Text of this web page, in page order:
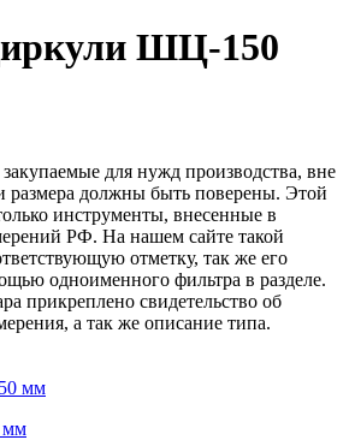
ШЦ-150
для нужд производства, вне
размера должны быть поверены. Этой
инструменты, внесенные в
РФ. На нашем сайте такой
отметку, так же его
одноименного фильтра в разделе.
прикреплено свидетельство об
а так же описание типа.
мм